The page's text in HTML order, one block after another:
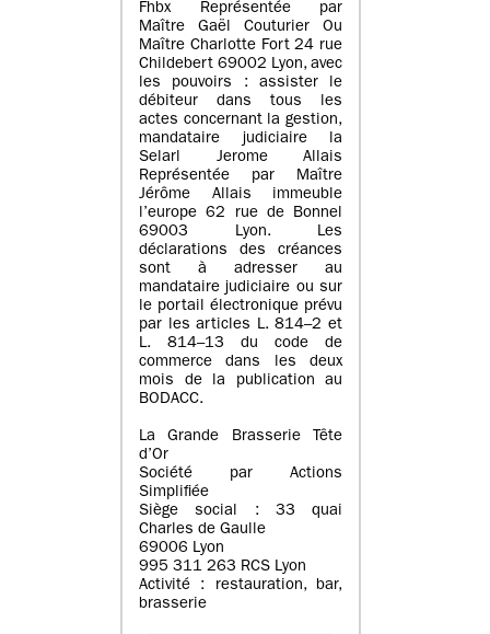
Fhbx Représentée par
Maître Gaël Couturier Ou
Maître Charlotte Fort 24 rue
Childebert 69002 Lyon, avec
les pouvoirs : assister le
débiteur dans tous les
actes concernant la gestion,
mandataire judiciaire la
Selarl Jerome Allais
Représentée par Maître
Jérôme Allais immeuble
l’europe 62 rue de Bonnel
69003 Lyon. Les
déclarations des créances
sont à adresser au
mandataire judiciaire ou sur
le portail électronique prévu
par les articles L. 814–2 et
L. 814–13 du code de
commerce dans les deux
mois de la publication au
BODACC.
La Grande Brasserie Tête
d’Or
Société par Actions
Simplifiée
Siège social : 33 quai
Charles de Gaulle
69006 Lyon
995 311 263 RCS Lyon
Activité : restauration, bar,
brasserie